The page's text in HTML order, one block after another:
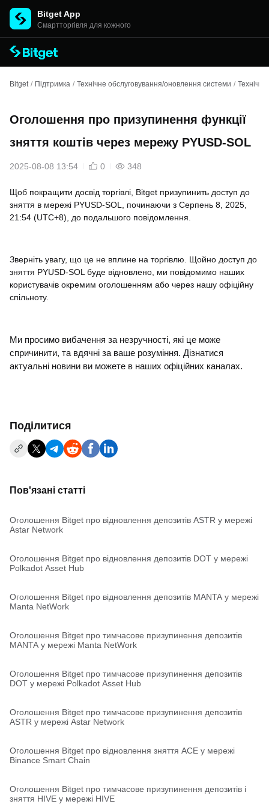
Bitget App
Cмартторгівля для кожного
Bitget / Підтримка / Технічне обслуговування/оновлення системи /
Оголошення про призупинення функції
зняття коштів через мережу PYUSD-SOL
2025-08-08 13:54 0 348
Щоб покращити досвід торгівлі, Bitget призупинить доступ до
зняття в мережі PYUSD-SOL, починаючи з Серпень 8, 2025,
21:54 (UTC+8), до подальшого повідомлення.
Зверніть увагу, що це не вплине на торгівлю. Щойно доступ до
зняття PYUSD-SOL буде відновлено, ми повідомимо наших
користувачів окремим оголошенням або через нашу офіційну
спільноту.
Ми просимо вибачення за незручності, які це може
спричинити, та вдячні за ваше розуміння. Дізнатися
актуальні новини ви можете в наших офіційних каналах.
Поділитися
Пов'язані статті
Оголошення Bitget про відновлення депозитів ASTR у мережі
Astar Network
Оголошення Bitget про відновлення депозитів DOT у мережі
Polkadot Asset Hub
Оголошення Bitget про відновлення депозитів MANTA у мережі
Manta NetWork
Оголошення Bitget про тимчасове призупинення депозитів
MANTA у мережі Manta NetWork
Оголошення Bitget про тимчасове призупинення депозитів
DOT у мережі Polkadot Asset Hub
Оголошення Bitget про тимчасове призупинення депозитів
ASTR у мережі Astar Network
Оголошення Bitget про відновлення зняття ACE у мережі
Binance Smart Chain
Оголошення Bitget про тимчасове призупинення депозитів і
зняття HIVE у мережі HIVE